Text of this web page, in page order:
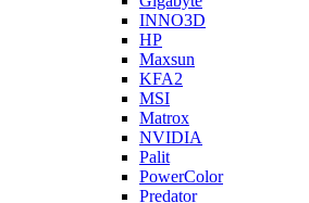
INNO3D
HP
Maxsun
KFA2
MSI
Matrox
NVIDIA
Palit
PowerColor
Predator